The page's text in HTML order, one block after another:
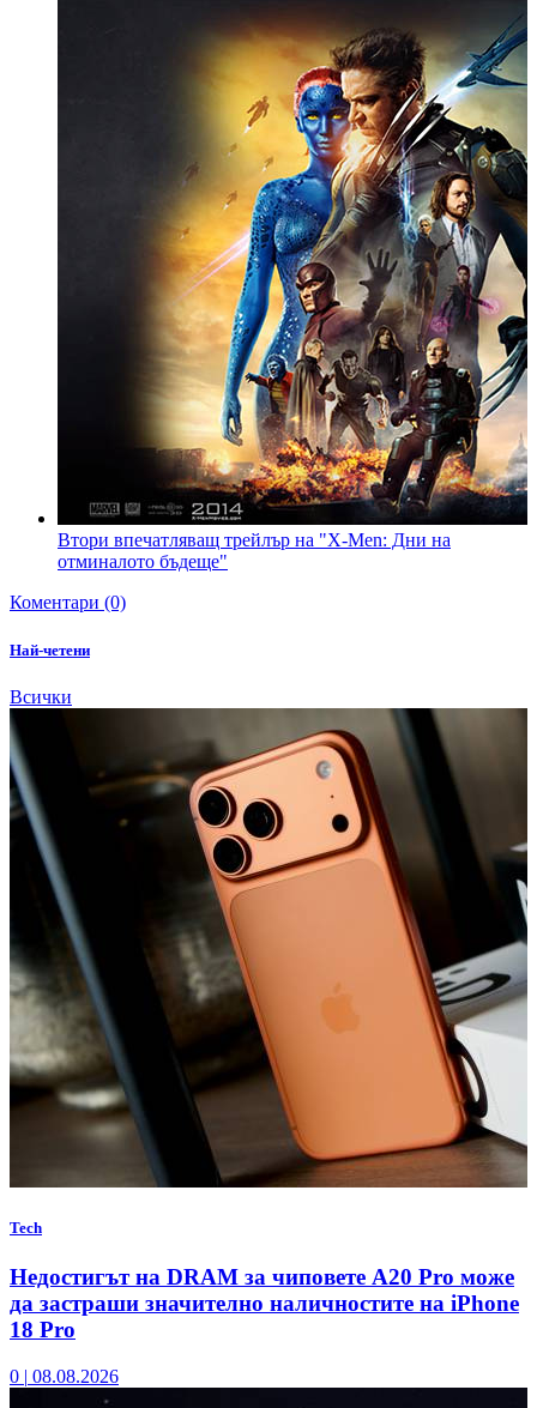
Втори впечатляващ трейлър на "X-Men: Дни на
отминалото бъдеще"
Коментари (0)
Най-четени
Всички
Tech
Недостигът на DRAM за чиповете A20 Pro може
да застраши значително наличностите на iPhone
18 Pro
0 | 08.08.2026